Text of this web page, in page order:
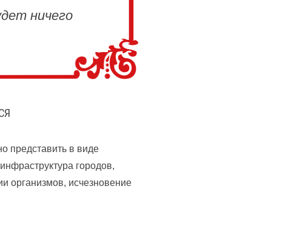
ничего
представить в виде
городов,
организмов, исчезновение